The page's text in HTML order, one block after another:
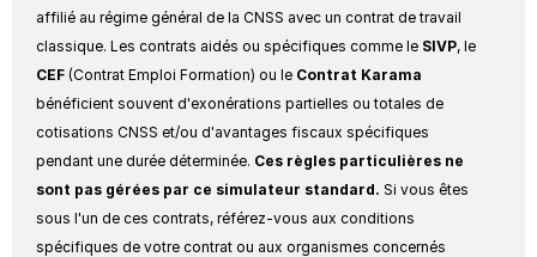
affilié au régime général de la CNSS avec un contrat de travail
classique. Les contrats aidés ou spécifiques comme le SIVP
CEF (Contrat Emploi Formation) ou le Contrat Karama
bénéficient souvent d'exonérations partielles ou totales de
cotisations CNSS et/ou d'avantages fiscaux spécifiques
pendant une durée déterminée. Ces règles particulières ne
sont pas gérées par ce simulateur standard. Si vous êtes
sous l'un de ces contrats, référez-vous aux conditions
spécifiques de votre contrat ou aux organismes concernés